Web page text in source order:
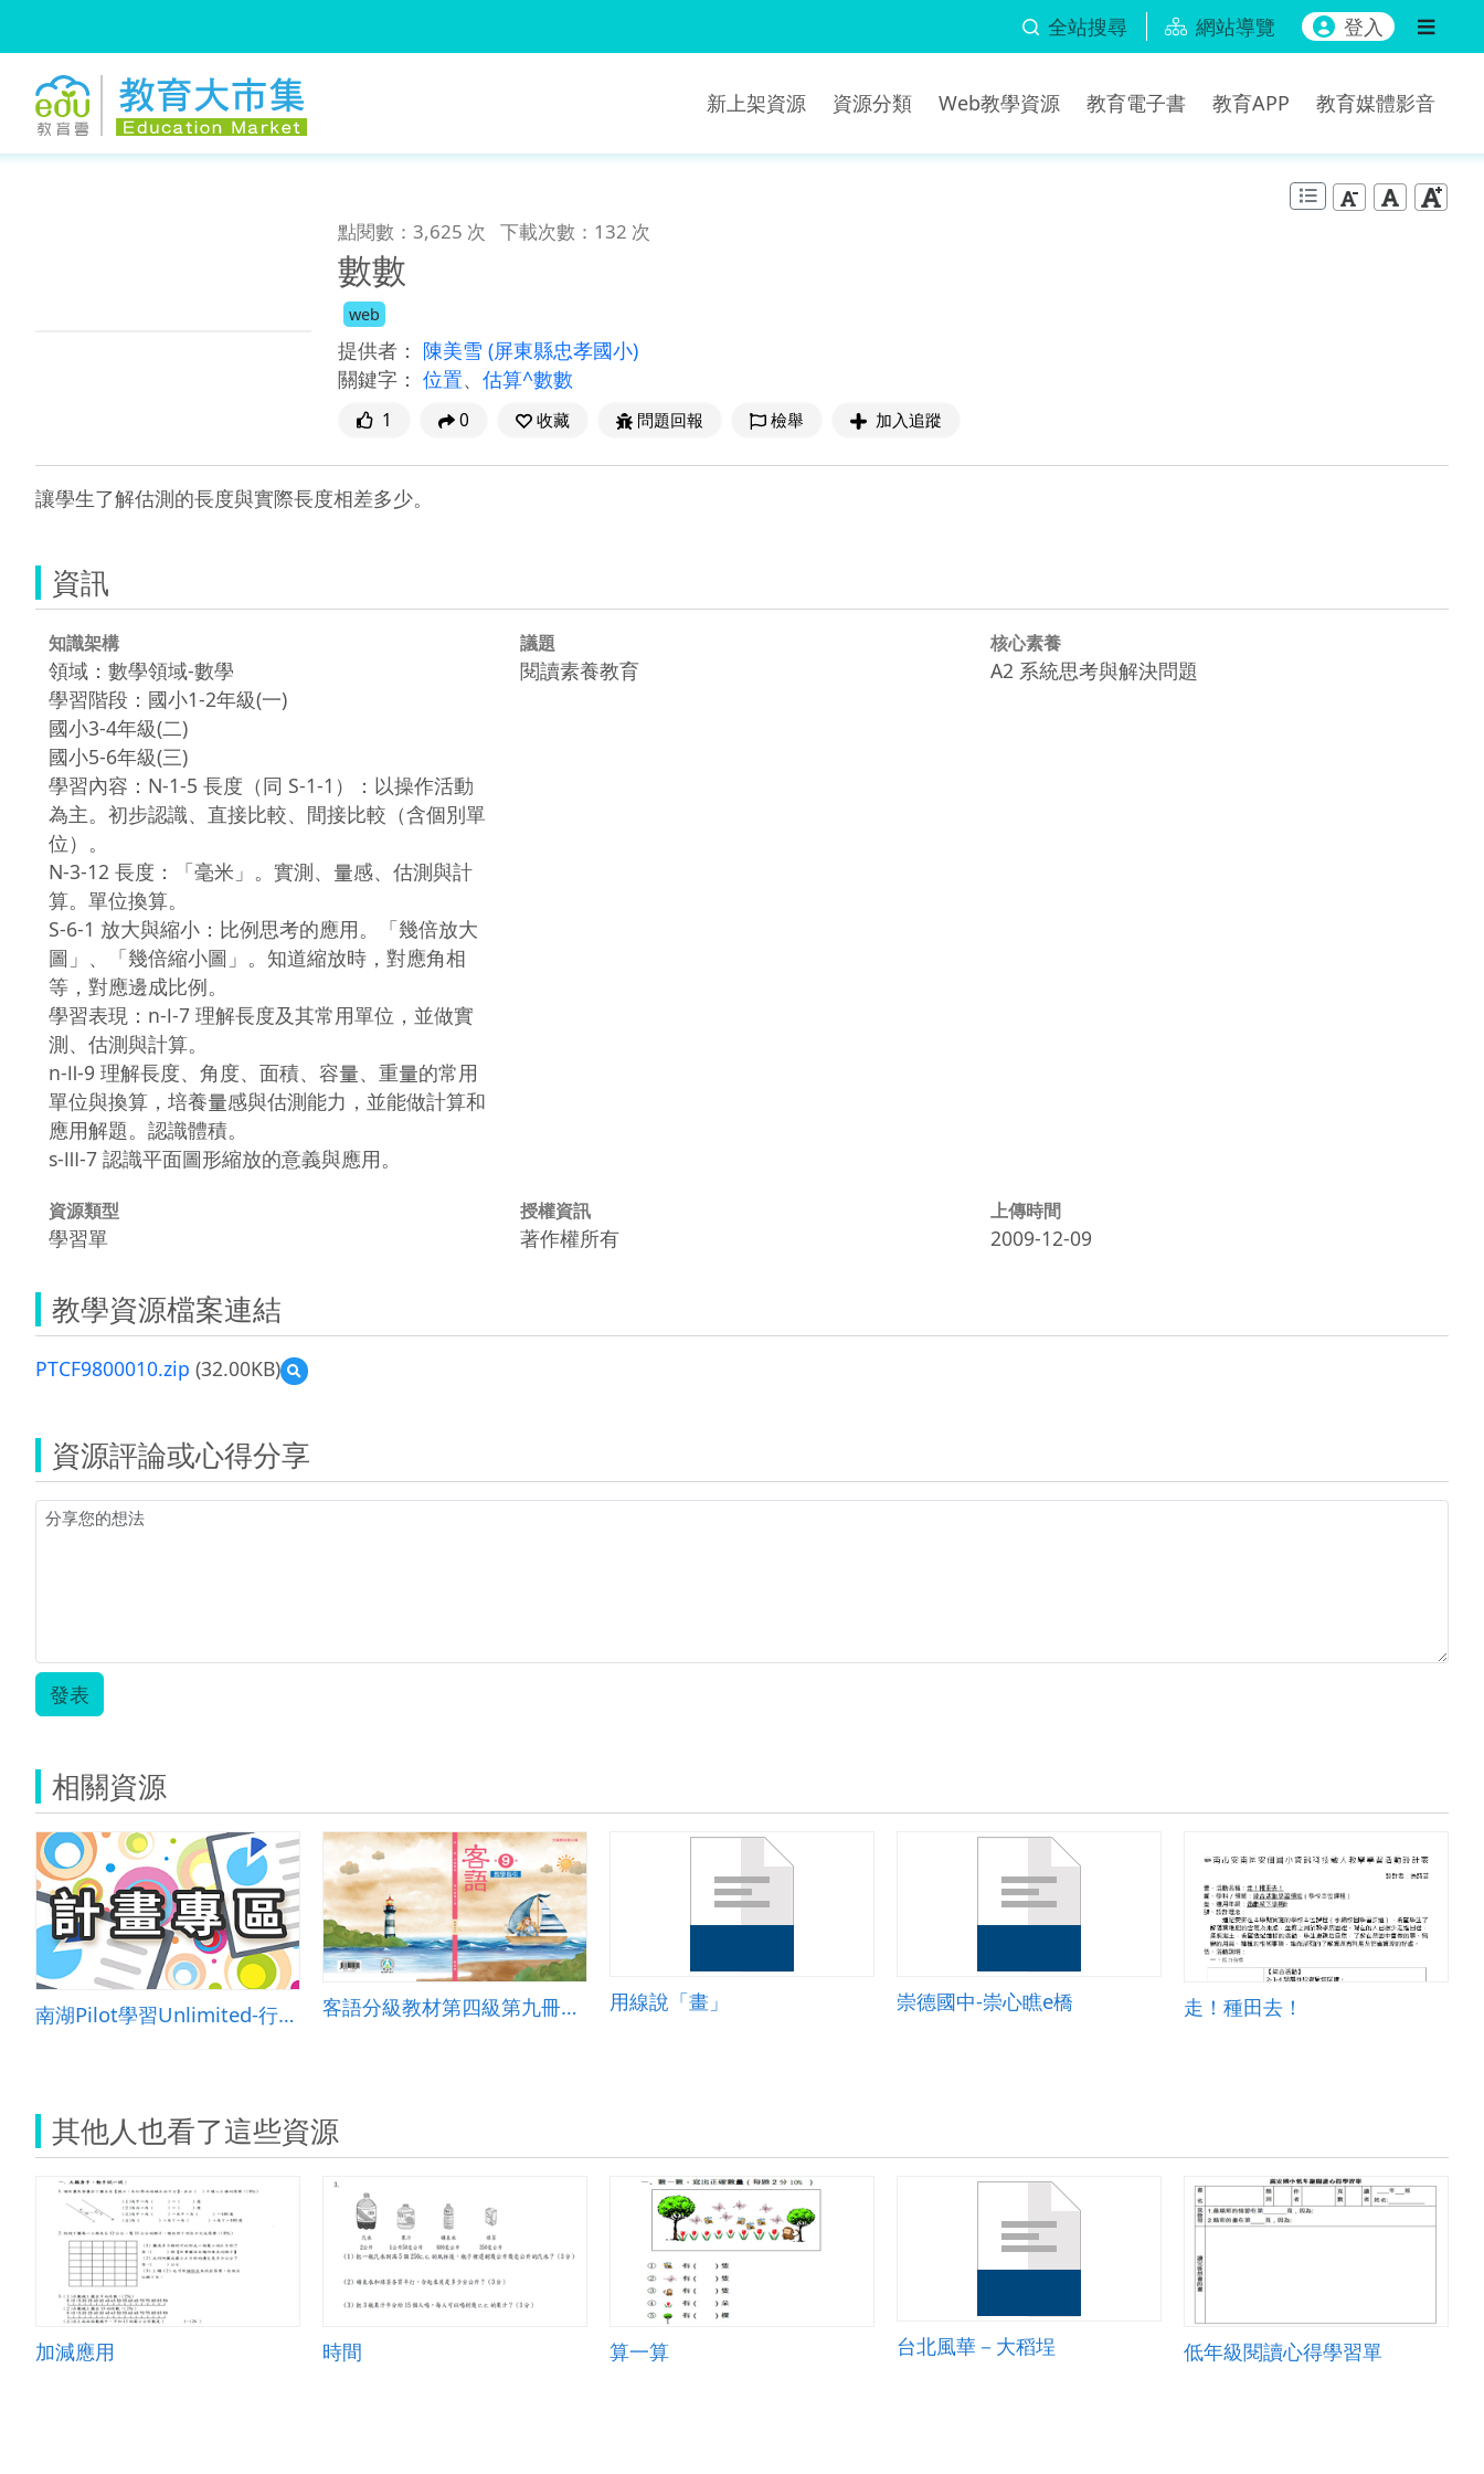
全站搜尋 網站導覽 登入
新上架資源 資源分類 Web教學資源 教育電子書 教育APP 教育媒體影音
點閱數：3,625 次 下載次數：132 次
數數
web
提供者： 陳美雪 (屏東縣忠孝國小)
關鍵字： 位置、 估算^數數
1 0 收藏 問題回報 檢舉 加入追蹤
讓學生了解估測的長度與實際長度相差多少。
資訊
知識架構
領域：數學領域-數學
學習階段：國小1-2年級(一)
國小3-4年級(二)
國小5-6年級(三)
學習內容：N-1-5 長度（同 S-1-1）：以操作活動
為主。初步認識、直接比較、間接比較（含個別單
位）。
N-3-12 長度：「毫米」。實測、量感、估測與計
算。單位換算。
S-6-1 放大與縮小：比例思考的應用。「幾倍放大
圖」、「幾倍縮小圖」。知道縮放時，對應角相
等，對應邊成比例。
學習表現：n-Ⅰ-7 理解長度及其常用單位，並做實
測、估測與計算。
n-Ⅱ-9 理解長度、角度、面積、容量、重量的常用
單位與換算，培養量感與估測能力，並能做計算和
應用解題。認識體積。
s-Ⅲ-7 認識平面圖形縮放的意義與應用。
議題
閱讀素養教育
核心素養
A2 系統思考與解決問題
資源類型
學習單
授權資訊
著作權所有
上傳時間
2009-12-09
教學資源檔案連結
PTCF9800010.zip (32.00KB)
預
覽
資源評論或心得分享
發表
相關資源
南湖Pilot學習Unlimited-行動學習之全面實踐與推廣 客語分級教材第四級第九冊教學指引 用線說「畫」 崇德國中-崇心瞧e橋 走！種田去！
其他人也看了這些資源
加減應用 時間 算一算 台北風華－大稻埕 低年級閱讀心得學習單